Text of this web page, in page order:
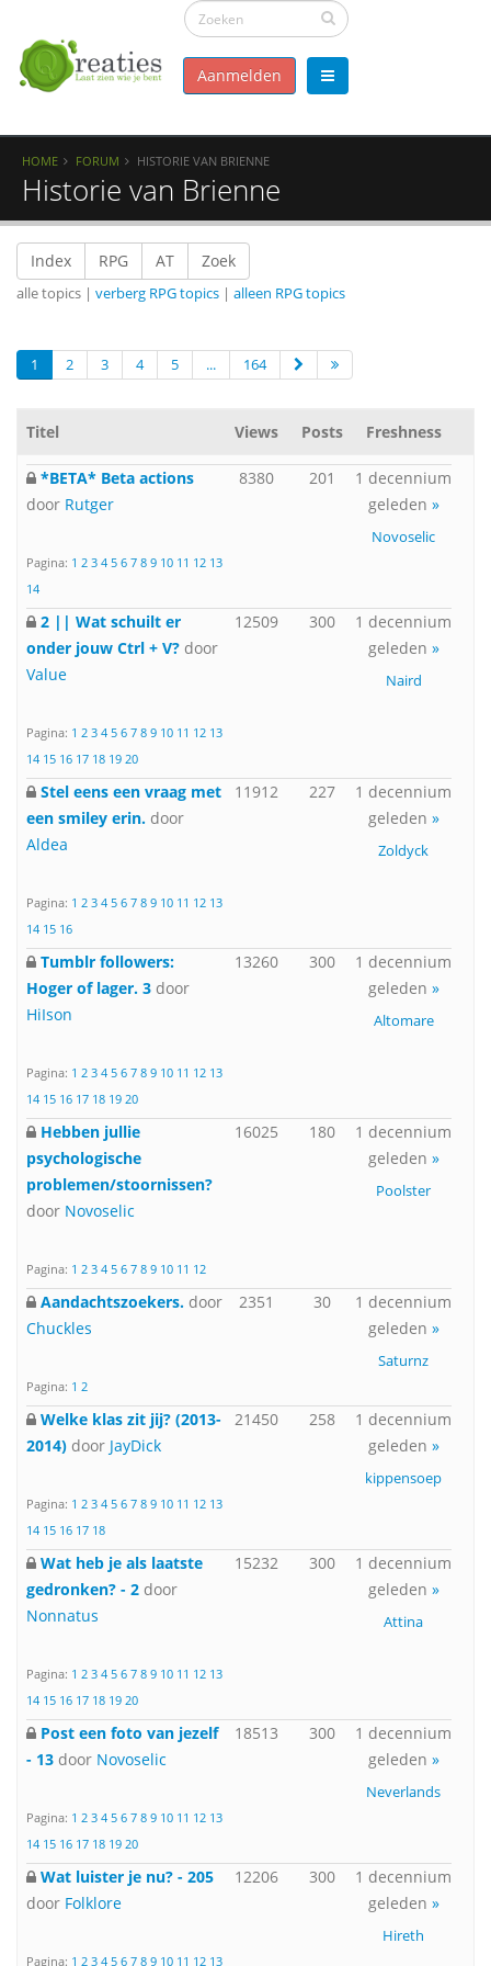
Aanmelden
HOME FORUM HISTORIE VAN BRIENNE
Historie van Brienne
Index RPG AT Zoek
alle topics | verberg RPG topics | alleen RPG topics
1 2 3 4 5 ... 164
Titel Views Posts Freshness
*BETA* Beta actions
door Rutger
Pagina: 1 2 3 4 5 6 7 8 9 10 11 12 13
14
8380 201
1 decennium
geleden »
Novoselic
2 || Wat schuilt er
onder jouw Ctrl + V? door
Value
Pagina: 1 2 3 4 5 6 7 8 9 10 11 12 13
14 15 16 17 18 19 20
12509 300
1 decennium
geleden »
Naird
Stel eens een vraag met
een smiley erin. door
Aldea
Pagina: 1 2 3 4 5 6 7 8 9 10 11 12 13
14 15 16
11912 227
1 decennium
geleden »
Zoldyck
Tumblr followers:
Hoger of lager. 3 door
HiIson
Pagina: 1 2 3 4 5 6 7 8 9 10 11 12 13
14 15 16 17 18 19 20
13260 300
1 decennium
geleden »
Altomare
Hebben jullie
psychologische
problemen/stoornissen?
door Novoselic
Pagina: 1 2 3 4 5 6 7 8 9 10 11 12
16025 180
1 decennium
geleden »
Poolster
Aandachtszoekers. door
Chuckles
Pagina: 1 2
2351 30
1 decennium
geleden »
Saturnz
Welke klas zit jij? (2013-
2014) door JayDick
Pagina: 1 2 3 4 5 6 7 8 9 10 11 12 13
14 15 16 17 18
21450 258
1 decennium
geleden »
kippensoep
Wat heb je als laatste
gedronken? - 2 door
Nonnatus
Pagina: 1 2 3 4 5 6 7 8 9 10 11 12 13
14 15 16 17 18 19 20
15232 300
1 decennium
geleden »
Attina
Post een foto van jezelf
- 13 door Novoselic
Pagina: 1 2 3 4 5 6 7 8 9 10 11 12 13
14 15 16 17 18 19 20
18513 300
1 decennium
geleden »
Neverlands
Wat luister je nu? - 205
door Folklore
Pagina: 1 2 3 4 5 6 7 8 9 10 11 12 13
12206 300
1 decennium
geleden »
Hireth